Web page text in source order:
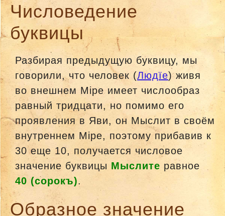
Числоведение
буквицы
Разбирая предыдущую буквицу, мы
говорили, что человек (Людїе) живя
во внешнем Мiре имеет числообраз
равный тридцати, но помимо его
проявления в Яви, он Мыслит в своём
внутреннем Мiре, поэтому прибавив к
30 еще 10, получается числовое
значение буквицы Мыслите равное
40 (сорокъ).
Образное значение